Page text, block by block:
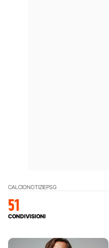
CALCIONOTIZIEPSG
51
CONDIVISIONI